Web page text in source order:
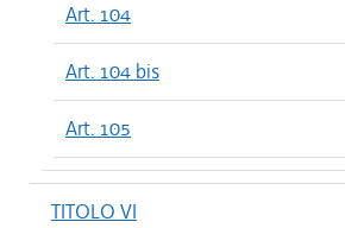
Art. 104
Art. 104 bis
Art. 105
TITOLO VI